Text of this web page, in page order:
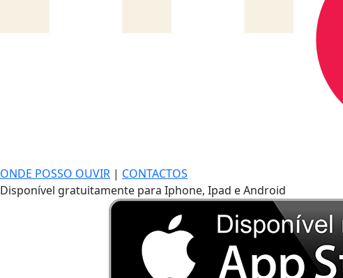
ONDE POSSO OUVIR | CONTACTOS
Disponível gratuitamente para Iphone, Ipad e Android